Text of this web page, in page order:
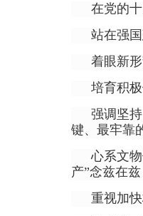
在党的
站在强
着眼新
培育积
强调坚
键、最牢靠
心系文
产”念兹在兹
重视加